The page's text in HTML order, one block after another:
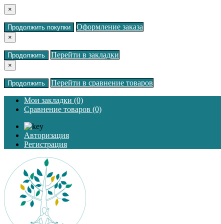
×
Продолжить покупки Оформление заказа
×
Продолжить Перейти в закладки
×
Продолжить Перейти в сравнение товаров
Мои закладки (0)
Сравнение товаров (0)
Авторизация
Регистрация